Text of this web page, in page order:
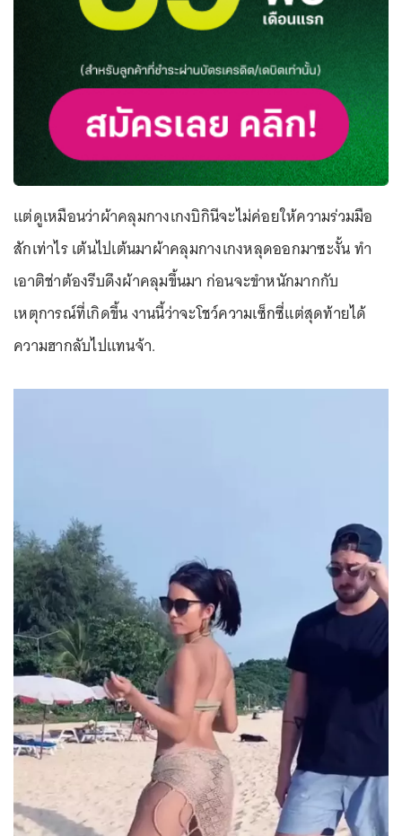
แต่ดูเหมือนว่าผ้าคลุมกางเกงบิกินีจะไม่ค่อยให้ความร่วมมือ
สักเท่าไร เต้นไปเต้นมาผ้าคลุมกางเกงหลุดออกมาซะงั้น ทำ
เอาติช่าต้องรีบดึงผ้าคลุมขึ้นมา ก่อนจะขำหนักมากกับ
เหตุการณ์ที่เกิดขึ้น งานนี้ว่าจะโชว์ความเซ็กซี่แต่สุดท้ายได้
ความฮากลับไปแทนจ้า.